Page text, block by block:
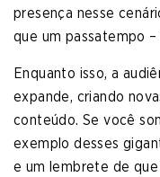
presença nesse
que um passatempo
Enquanto isso, a
expande, criando
conteúdo. Se você
exemplo desses
e um lembrete de